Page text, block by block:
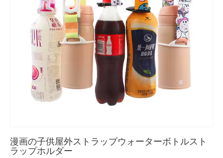
漫画の子供屋外ストラップウォーターボトルスト
ラップホルダー